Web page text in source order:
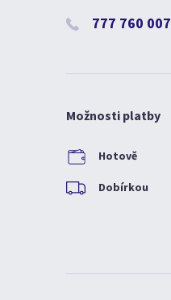
777 760 007
Možnosti platby
Hotově
Dobírkou